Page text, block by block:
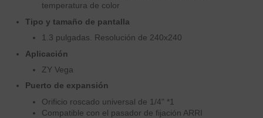
temperatura de color
Tipo y tamaño de pantalla
1.3 pulgadas. Resolución de 240x240
Aplicación
ZY Vega
Puerto de expansión
Orificio roscado universal de 1/4" *1
Compatible con el pasador de fijación ARRI